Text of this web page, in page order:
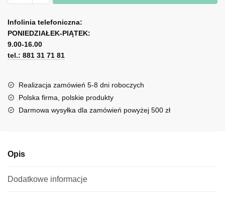
-
pejzaż
z
drzewem
l
t
e
r
a
t
i
Infolinia telefoniczna:
PONIEDZIAŁEK-PIĄTEK:
9.00-16.00
tel.: 881 31 71 81
Realizacja zamówień 5-8 dni roboczych
Polska firma, polskie produkty
Darmowa wysyłka dla zamówień powyżej 500 zł
Opis
Dodatkowe informacje